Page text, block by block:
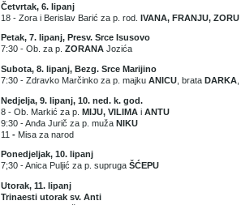
Četvrtak, 6. lipanj
18 - Zora i Berislav Barić za p. rod. IVANA, FRANJU, ZORU
Petak, 7. lipanj, Presv. Srce Isusovo
7:30 - Ob. za p. ZORANA Jozića
Subota, 8. lipanj, Bezg. Srce Marijino
7:30 - Zdravko Marčinko za p. majku ANICU , brata DARKA
Nedjelja, 9. lipanj, 10. ned. k. god.
8 - Ob. Markić za p. MIJU, VILIMA i ANTU
9:30 - Anđa Jurič za p. muža NIKU
11 - Misa za narod
Ponedjeljak, 10. lipanj
7;30 - Anica Puljić za p. supruga ŠĆEPU
Utorak, 11. lipanj
Trinaesti utorak sv. Anti